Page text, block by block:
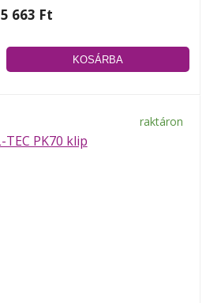
5 663 Ft
raktáron